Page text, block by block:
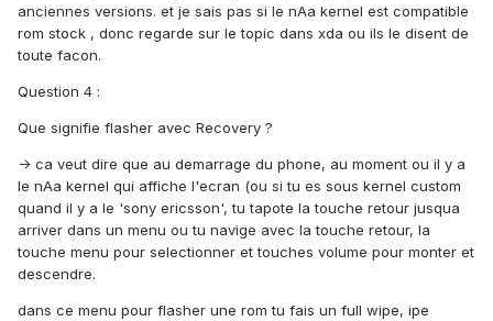
anciennes versions. et je sais pas si le nAa kernel est compatible
rom stock , donc regarde sur le topic dans xda ou ils le disent de
toute facon.
Question 4 :
Que signifie flasher avec Recovery ?
-> ca veut dire que au demarrage du phone, au moment ou il y a
le nAa kernel qui affiche l'ecran (ou si tu es sous kernel custom
quand il y a le 'sony ericsson', tu tapote la touche retour jusqua
arriver dans un menu ou tu navige avec la touche retour, la
touche menu pour selectionner et touches volume pour monter et
descendre.
dans ce menu pour flasher une rom tu fais un full wipe, ipe